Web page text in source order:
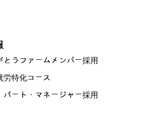
とうファームメンバー採用
労特化コース
パート・マネージャー採用